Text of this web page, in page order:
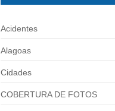
Acidentes
Alagoas
Cidades
COBERTURA DE FOTOS